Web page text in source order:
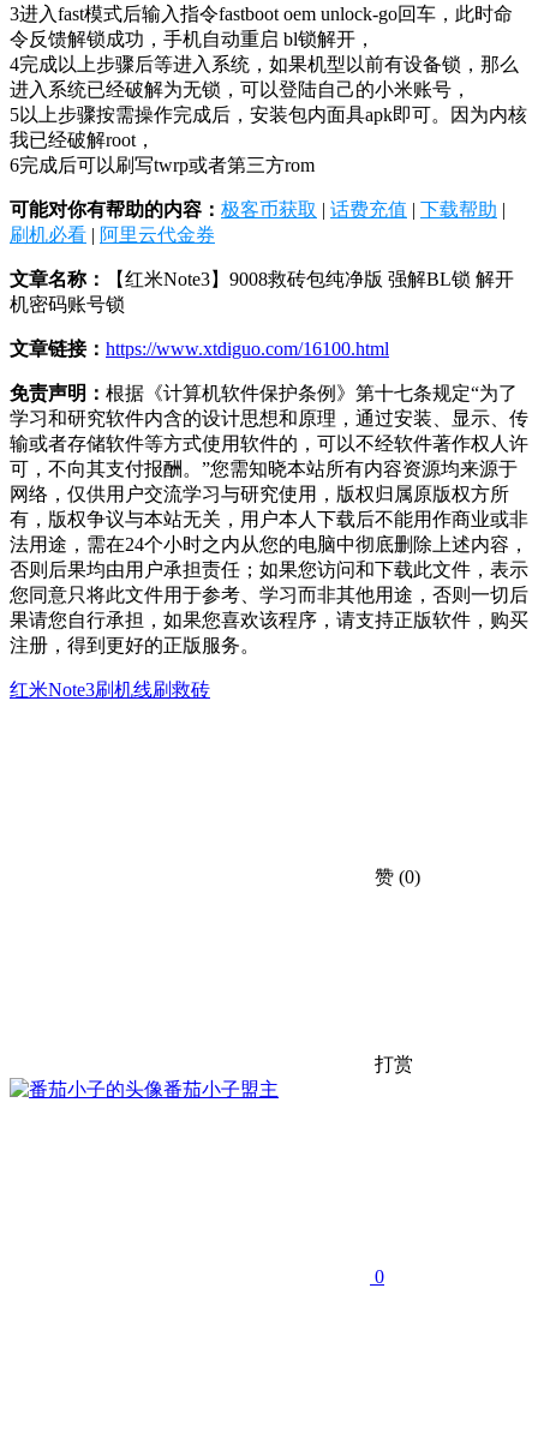
3进入fast模式后输入指令fastboot oem unlock-go回车，此时命
令反馈解锁成功，手机自动重启 bl锁解开，
4完成以上步骤后等进入系统，如果机型以前有设备锁，那么
进入系统已经破解为无锁，可以登陆自己的小米账号，
5以上步骤按需操作完成后，安装包内面具apk即可。因为内核
我已经破解root，
6完成后可以刷写twrp或者第三方rom
可能对你有帮助的内容： 极客币获取 | 话费充值 | 下载帮助 |
刷机必看 | 阿里云代金券
文章名称：
【红米Note3】9008救砖包纯净版 强解BL锁 解开
机密码账号锁
文章链接： https://www.xtdiguo.com/16100.html
免责声明： 根据《计算机软件保护条例》第十七条规定“为了
学习和研究软件内含的设计思想和原理，通过安装、显示、传
输或者存储软件等方式使用软件的，可以不经软件著作权人许
可，不向其支付报酬。”您需知晓本站所有内容资源均来源于
网络，仅供用户交流学习与研究使用，版权归属原版权方所
有，版权争议与本站无关，用户本人下载后不能用作商业或非
法用途，需在24个小时之内从您的电脑中彻底删除上述内容，
否则后果均由用户承担责任；如果您访问和下载此文件，表示
您同意只将此文件用于参考、学习而非其他用途，否则一切后
果请您自行承担，如果您喜欢该程序，请支持正版软件，购买
注册，得到更好的正版服务。
红米Note3刷机线刷救砖
赞 (0)
打赏
番茄小子盟主
0